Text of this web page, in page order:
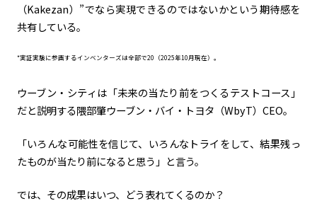
コーポレート
follow us
（Kakezan）”でなら実現できるのではないかという期待感を
共有している。
*実証実験に参画するインベンターズは全部で20（2025年10月現在）。
ウーブン・シティは「未来の当たり前をつくるテストコース」
だと説明する隈部肇ウーブン・バイ・トヨタ（WbyT）CEO。
「いろんな可能性を信じて、いろんなトライをして、結果残っ
たものが当たり前になると思う」と言う。
では、その成果はいつ、どう表れてくるのか？